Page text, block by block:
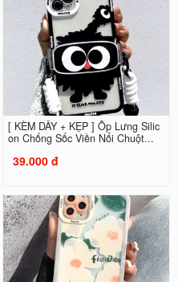
[ KÈM DÂY + KẸP ] Ốp Lưng Silic
on Chống Sốc Viền Nổi Chuột...
39.000 đ